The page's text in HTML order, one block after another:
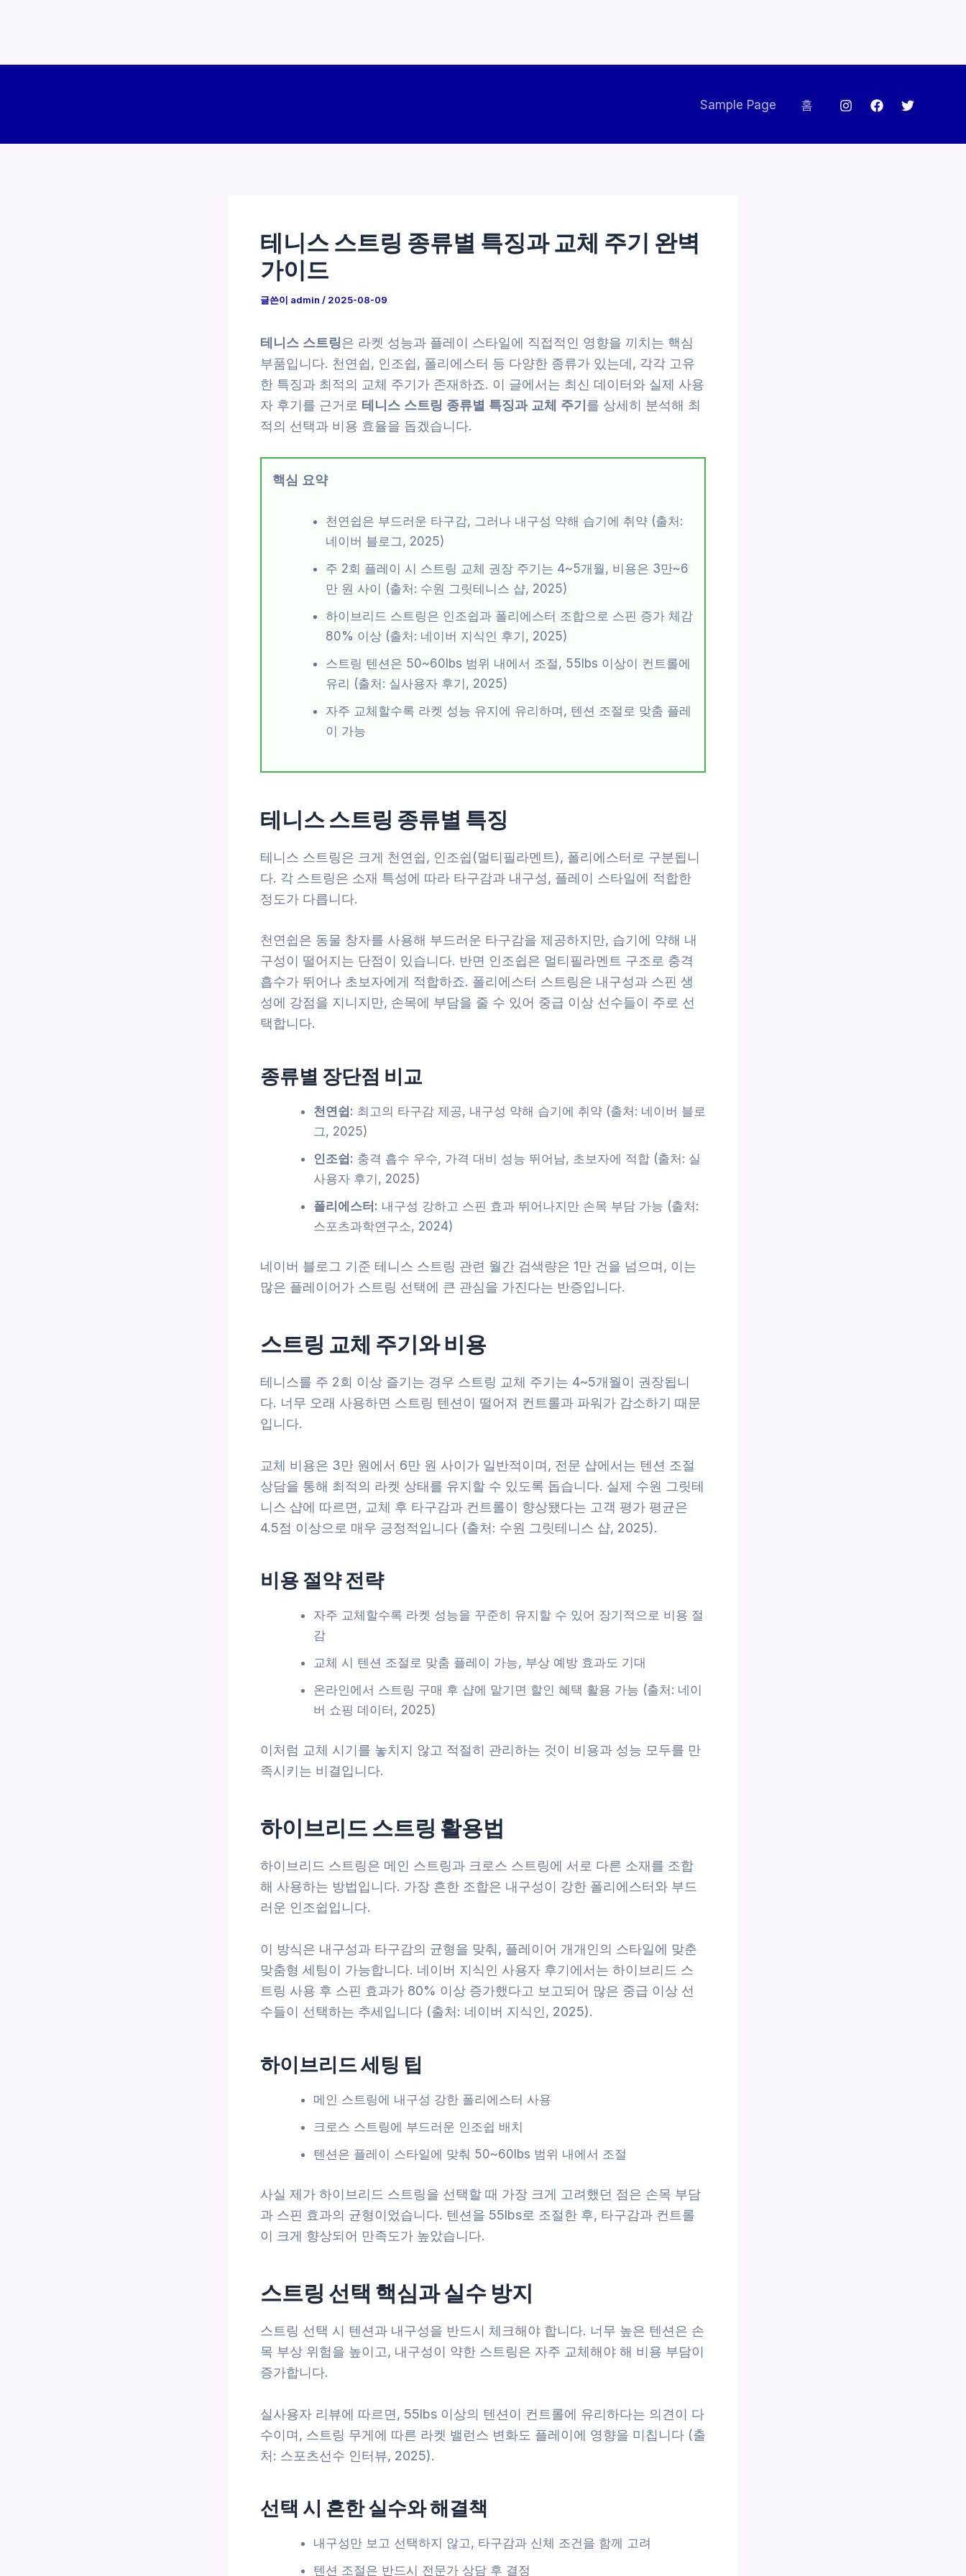
Sample Page 홈
테니스 스트링 종류별 특징과 교체 주기 완벽
가이드
글쓴이 admin / 2025-08-09
테니스 스트링은 라켓 성능과 플레이 스타일에 직접적인 영향을 끼치는 핵심
부품입니다. 천연쉽, 인조쉽, 폴리에스터 등 다양한 종류가 있는데, 각각 고유
한 특징과 최적의 교체 주기가 존재하죠. 이 글에서는 최신 데이터와 실제 사용
자 후기를 근거로 테니스 스트링 종류별 특징과 교체 주기 를 상세히 분석해 최
적의 선택과 비용 효율을 돕겠습니다.
핵심 요약
천연쉽은 부드러운 타구감, 그러나 내구성 약해 습기에 취약 (출처:
네이버 블로그, 2025)
주 2회 플레이 시 스트링 교체 권장 주기는 4~5개월, 비용은 3만~6
만 원 사이 (출처: 수원 그릿테니스 샵, 2025)
하이브리드 스트링은 인조쉽과 폴리에스터 조합으로 스핀 증가 체감
80% 이상 (출처: 네이버 지식인 후기, 2025)
스트링 텐션은 50~60lbs 범위 내에서 조절, 55lbs 이상이 컨트롤에
유리 (출처: 실사용자 후기, 2025)
자주 교체할수록 라켓 성능 유지에 유리하며, 텐션 조절로 맞춤 플레
이 가능
테니스 스트링 종류별 특징
테니스 스트링은 크게 천연쉽, 인조쉽(멀티필라멘트), 폴리에스터로 구분됩니
다. 각 스트링은 소재 특성에 따라 타구감과 내구성, 플레이 스타일에 적합한
정도가 다릅니다.
천연쉽은 동물 창자를 사용해 부드러운 타구감을 제공하지만, 습기에 약해 내
구성이 떨어지는 단점이 있습니다. 반면 인조쉽은 멀티필라멘트 구조로 충격
흡수가 뛰어나 초보자에게 적합하죠. 폴리에스터 스트링은 내구성과 스핀 생
성에 강점을 지니지만, 손목에 부담을 줄 수 있어 중급 이상 선수들이 주로 선
택합니다.
종류별 장단점 비교
천연쉽: 최고의 타구감 제공, 내구성 약해 습기에 취약 (출처: 네이버 블로
그, 2025)
인조쉽: 충격 흡수 우수, 가격 대비 성능 뛰어남, 초보자에 적합 (출처: 실
사용자 후기, 2025)
폴리에스터: 내구성 강하고 스핀 효과 뛰어나지만 손목 부담 가능 (출처:
스포츠과학연구소, 2024)
네이버 블로그 기준 테니스 스트링 관련 월간 검색량은 1만 건을 넘으며, 이는
많은 플레이어가 스트링 선택에 큰 관심을 가진다는 반증입니다.
스트링 교체 주기와 비용
테니스를 주 2회 이상 즐기는 경우 스트링 교체 주기는 4~5개월이 권장됩니
다. 너무 오래 사용하면 스트링 텐션이 떨어져 컨트롤과 파워가 감소하기 때문
입니다.
교체 비용은 3만 원에서 6만 원 사이가 일반적이며, 전문 샵에서는 텐션 조절
상담을 통해 최적의 라켓 상태를 유지할 수 있도록 돕습니다. 실제 수원 그릿테
니스 샵에 따르면, 교체 후 타구감과 컨트롤이 향상됐다는 고객 평가 평균은
4.5점 이상으로 매우 긍정적입니다 (출처: 수원 그릿테니스 샵, 2025).
비용 절약 전략
자주 교체할수록 라켓 성능을 꾸준히 유지할 수 있어 장기적으로 비용 절
감
교체 시 텐션 조절로 맞춤 플레이 가능, 부상 예방 효과도 기대
온라인에서 스트링 구매 후 샵에 맡기면 할인 혜택 활용 가능 (출처: 네이
버 쇼핑 데이터, 2025)
이처럼 교체 시기를 놓치지 않고 적절히 관리하는 것이 비용과 성능 모두를 만
족시키는 비결입니다.
하이브리드 스트링 활용법
하이브리드 스트링은 메인 스트링과 크로스 스트링에 서로 다른 소재를 조합
해 사용하는 방법입니다. 가장 흔한 조합은 내구성이 강한 폴리에스터와 부드
러운 인조쉽입니다.
이 방식은 내구성과 타구감의 균형을 맞춰, 플레이어 개개인의 스타일에 맞춘
맞춤형 세팅이 가능합니다. 네이버 지식인 사용자 후기에서는 하이브리드 스
트링 사용 후 스핀 효과가 80% 이상 증가했다고 보고되어 많은 중급 이상 선
수들이 선택하는 추세입니다 (출처: 네이버 지식인, 2025).
하이브리드 세팅 팁
메인 스트링에 내구성 강한 폴리에스터 사용
크로스 스트링에 부드러운 인조쉽 배치
텐션은 플레이 스타일에 맞춰 50~60lbs 범위 내에서 조절
사실 제가 하이브리드 스트링을 선택할 때 가장 크게 고려했던 점은 손목 부담
과 스핀 효과의 균형이었습니다. 텐션을 55lbs로 조절한 후, 타구감과 컨트롤
이 크게 향상되어 만족도가 높았습니다.
스트링 선택 핵심과 실수 방지
스트링 선택 시 텐션과 내구성을 반드시 체크해야 합니다. 너무 높은 텐션은 손
목 부상 위험을 높이고, 내구성이 약한 스트링은 자주 교체해야 해 비용 부담이
증가합니다.
실사용자 리뷰에 따르면, 55lbs 이상의 텐션이 컨트롤에 유리하다는 의견이 다
수이며, 스트링 무게에 따른 라켓 밸런스 변화도 플레이에 영향을 미칩니다 (출
처: 스포츠선수 인터뷰, 2025).
선택 시 흔한 실수와 해결책
내구성만 보고 선택하지 않고, 타구감과 신체 조건을 함께 고려
텐션 조절은 반드시 전문가 상담 후 결정